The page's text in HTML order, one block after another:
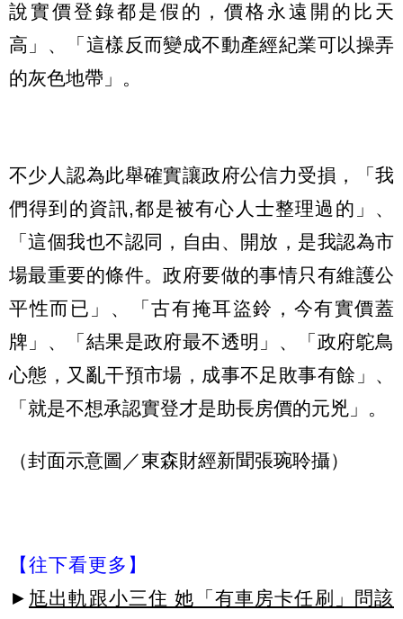
說實價登錄都是假的，價格永遠開的比天
高」、「這樣反而變成不動產經紀業可以操弄
的灰色地帶」。
不少人認為此舉確實讓政府公信力受損，「我
們得到的資訊,都是被有心人士整理過的」、
「這個我也不認同，自由、開放，是我認為市
場最重要的條件。政府要做的事情只有維護公
平性而已」、「古有掩耳盜鈴，今有實價蓋
牌」、「結果是政府最不透明」、「政府鴕鳥
心態，又亂干預市場，成事不足敗事有餘」、
「就是不想承認實登才是助長房價的元兇」。
（封面示意圖／東森財經新聞張琬聆攝）
【往下看更多】
► 尪出軌跟小三住 她「有車房卡任刷」問該